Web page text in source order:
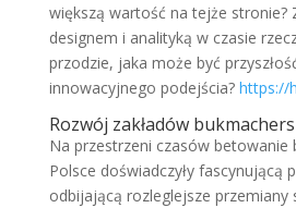
większą wartość na tejże stronie?
designem i analityką w czasie
przodzie, jaka może być
innowacyjnego podejścia? https://
Rozwój zakładów
Na przestrzeni czasów betowanie
Polsce doświadczyły fascynującą
odbijającą rozleglejsze przemiany